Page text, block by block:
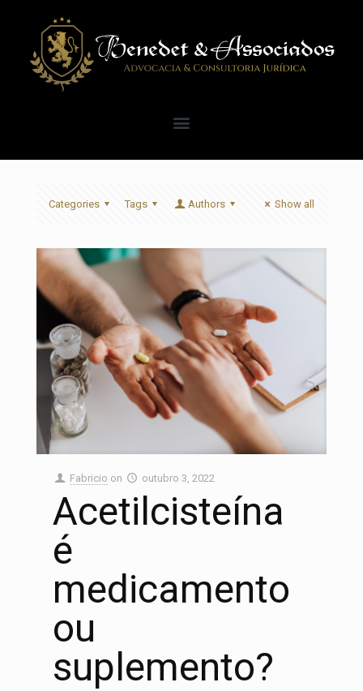
Categories Tags Authors Show all
Fabricio on outubro 3, 2022
Acetilcisteína
é
medicamento
ou
suplemento?